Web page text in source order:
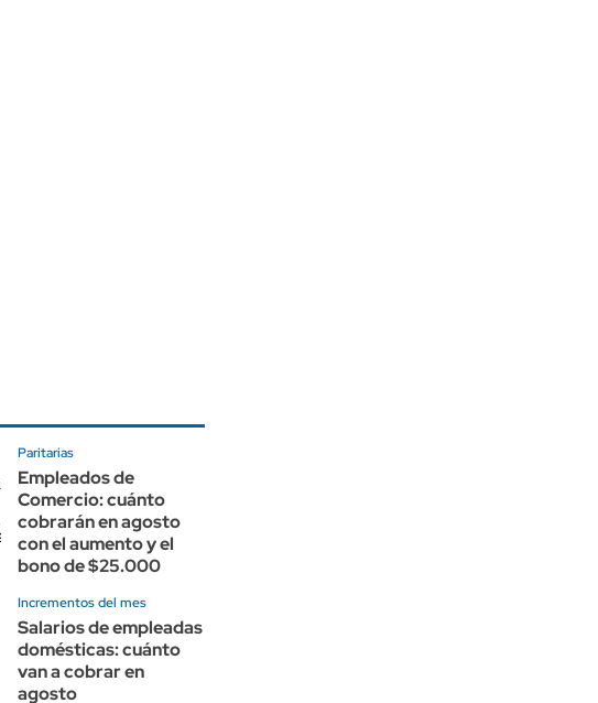
Paritarias
Empleados de
Comercio: cuánto
cobrarán en agosto
con el aumento y el
bono de $25.000
Incrementos del mes
Salarios de empleadas
domésticas: cuánto
van a cobrar en
agosto